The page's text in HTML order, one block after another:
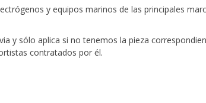
y equipos marinos de las principales
y sólo aplica si no tenemos la pieza
contratados por él.